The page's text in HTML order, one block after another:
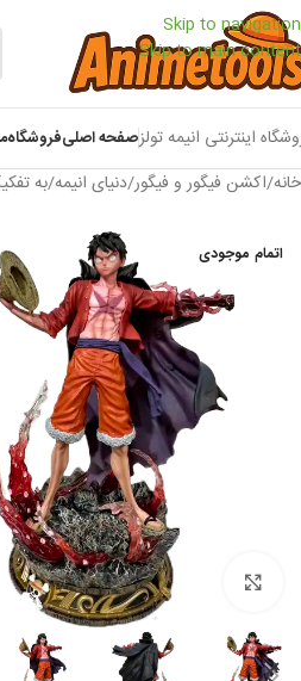
Skip to navigation
Skip to main content
اینترنتی انیمه تولزصفحه اصلیفروشگاه
خانه/اکشن فیگور و فیگور/دنیای انیمه/به
اتمام موجودی
بزرگنمایی تصویر